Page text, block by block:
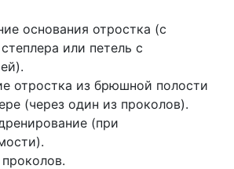
основания отростка (с
или петель с
отростка из брюшной полости
(через один из проколов).
(при